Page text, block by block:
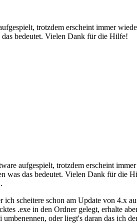
trotzdem erscheint immer
bedeutet. Vielen Dank für die Hilfe!
aufgespielt, trotzdem erscheint
was das bedeutet. Vielen Dank für die
ich scheitere schon am Update von 4.x
.exe in den Ordner gelegt, erhalte
oder liegt's daran das ich